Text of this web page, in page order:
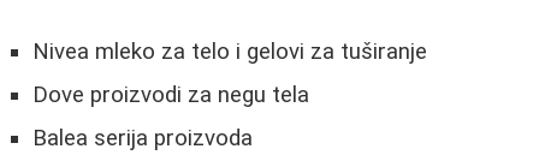
Nivea mleko za telo i gelovi za tuširanje
Dove proizvodi za negu tela
Balea serija proizvoda